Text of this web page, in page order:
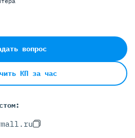
вопрос
КП за час